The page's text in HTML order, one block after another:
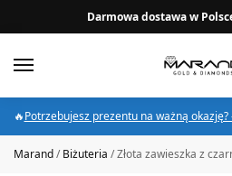
Darmowa dostawa w
🔥Potrzebujesz prezentu na ważną
Marand/Biżuteria /Złota zawieszka z